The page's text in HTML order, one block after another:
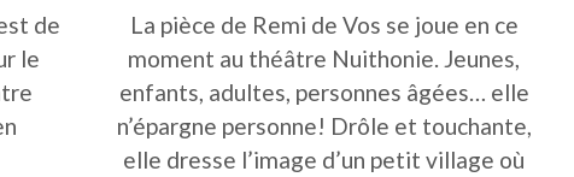
de
le
La pièce de Remi de Vos se joue en ce
moment au théâtre Nuithonie. Jeunes,
enfants, adultes, personnes âgées… elle
n’épargne personne! Drôle et touchante,
elle dresse l’image d’un petit village où